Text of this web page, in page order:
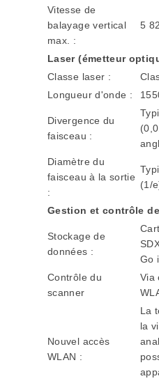
Vitesse de
balayage vertical
max. :
5
Laser (émetteur
Classe laser :
Longueur d'onde :
Divergence du
faisceau :
Diamètre du
faisceau à la sortie
:
(1/
Gestion et contrôle
Stockage de
données :
Go
Contrôle du
scanner
Via
Nouvel accès
WLAN :
La
la